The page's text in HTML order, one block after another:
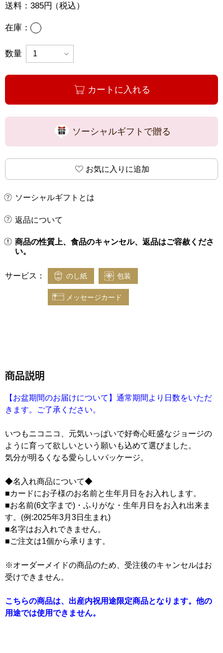
送料： 385円（税込）
在庫： あり
数量
カートに入れる
ソーシャルギフトで贈る
お気に入りに追加
ソーシャルギフトとは
返品について
商品の性質上、食品のキャンセル、返品はご容赦くださ
い。
サービス： のし紙 包装
メッセージカード
商品説明
【お盆期間のお届けについて】通常期間より日数をいただ
きます。ご了承ください。
いつもニコニコ、元気いっぱいで好奇心旺盛なジョージの
ように育って欲しいという願いも込めて選びました。
気分が明るくなる愛らしいパッケージ。
◆名入れ商品について◆
■カードにお子様のお名前と生年月日をお入れします。
■お名前(6文字まで)・ふりがな・生年月日をお入れ出来ま
す。(例:2025年3月3日生まれ)
■名字はお入れできません。
■ご注文は1個から承ります。
※オーダーメイドの商品のため、受注後のキャンセルはお
受けできません。
こちらの商品は、出産内祝用途限定商品となります。他の
用途では使用できません。